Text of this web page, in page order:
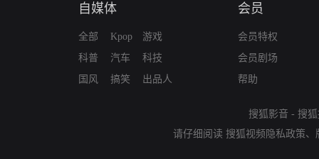
自媒体
全部
科普
国风
Kpop
汽车
搞笑
游戏
科技
出品人
会员
会员特权
会员剧场
帮助
搜狐影音 - 搜
请仔细阅读 搜狐视频隐私政策、